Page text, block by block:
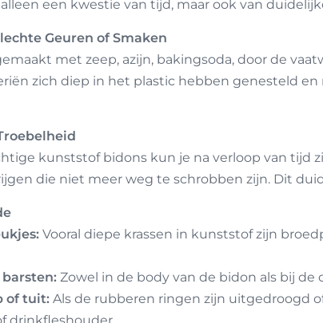
een kwestie van tijd, maar ook van
Geuren of Smaken
met zeep, azijn, bakingsoda, door de
zich diep in het plastic hebben genesteld
kunststof bidons kun je na verloop van tijd
die niet meer weg te schrobben zijn. Dit
Vooral diepe krassen in kunststof zijn
Zowel in de body van de bidon als bij
of tuit: Als de rubberen ringen zijn uitgedroogd